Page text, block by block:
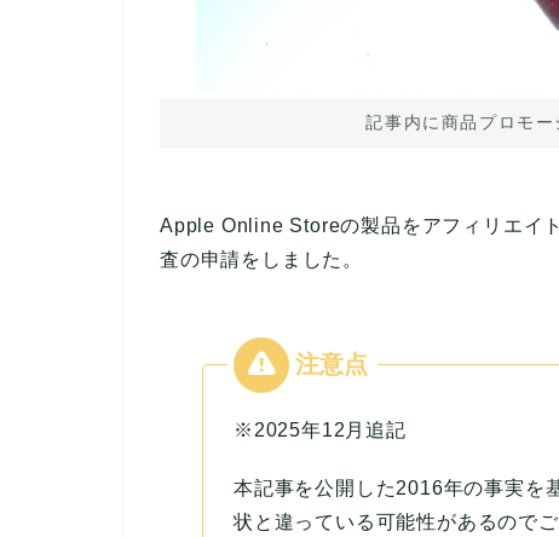
記事内に商品プロモ
Apple Online Storeの製品をアフィリエイ
査の申請をしました。
※2025年12月追記
本記事を公開した2016年の事実を
状と違っている可能性があるのでご